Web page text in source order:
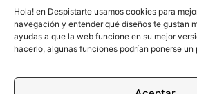
Hola! en Despistarte usamos cookies para
navegación y entender qué diseños te gustan
ayudas a que la web funcione en su mejor
hacerlo, algunas funciones podrían ponerse un
Canal
Contacto